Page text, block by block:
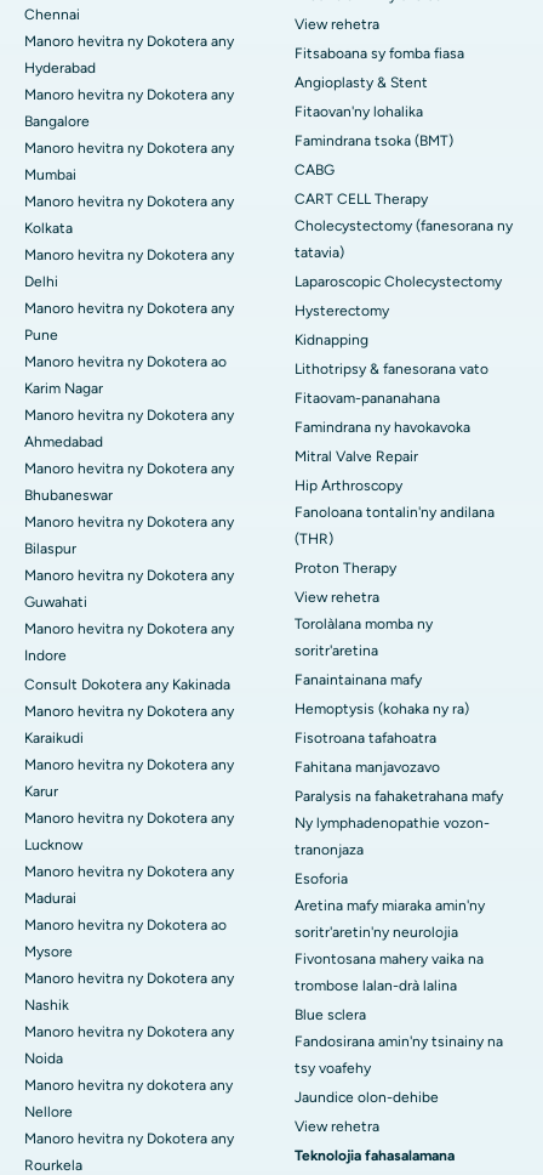
Chennai
Manoro hevitra ny Dokotera any
Hyderabad
Manoro hevitra ny Dokotera any
Bangalore
Manoro hevitra ny Dokotera any
Mumbai
Manoro hevitra ny Dokotera any
Kolkata
Manoro hevitra ny Dokotera any
Delhi
Manoro hevitra ny Dokotera any
Pune
Manoro hevitra ny Dokotera ao
Karim Nagar
Manoro hevitra ny Dokotera any
Ahmedabad
Manoro hevitra ny Dokotera any
Bhubaneswar
Manoro hevitra ny Dokotera any
Bilaspur
Manoro hevitra ny Dokotera any
Guwahati
Manoro hevitra ny Dokotera any
Indore
Consult Dokotera any Kakinada
Manoro hevitra ny Dokotera any
Karaikudi
Manoro hevitra ny Dokotera any
Karur
Manoro hevitra ny Dokotera any
Lucknow
Manoro hevitra ny Dokotera any
Madurai
Manoro hevitra ny Dokotera ao
Mysore
Manoro hevitra ny Dokotera any
Nashik
Manoro hevitra ny Dokotera any
Noida
Manoro hevitra ny dokotera any
Nellore
Manoro hevitra ny Dokotera any
Rourkela
View rehetra
Fitsaboana sy fomba fiasa
Angioplasty & Stent
Fitaovan'ny lohalika
Famindrana tsoka (BMT)
CABG
CART CELL Therapy
Cholecystectomy (fanesorana ny
tatavia)
Laparoscopic Cholecystectomy
Hysterectomy
Kidnapping
Lithotripsy & fanesorana vato
Fitaovam-pananahana
Famindrana ny havokavoka
Mitral Valve Repair
Hip Arthroscopy
Fanoloana tontalin'ny andilana
(THR)
Proton Therapy
View rehetra
Torolàlana momba ny
soritr'aretina
Fanaintainana mafy
Hemoptysis (kohaka ny ra)
Fisotroana tafahoatra
Fahitana manjavozavo
Paralysis na fahaketrahana mafy
Ny lymphadenopathie vozon-
tranonjaza
Esoforia
Aretina mafy miaraka amin'ny
soritr'aretin'ny neurolojia
Fivontosana mahery vaika na
trombose lalan-drà lalina
Blue sclera
Fandosirana amin'ny tsinainy na
tsy voafehy
Jaundice olon-dehibe
View rehetra
Teknolojia fahasalamana